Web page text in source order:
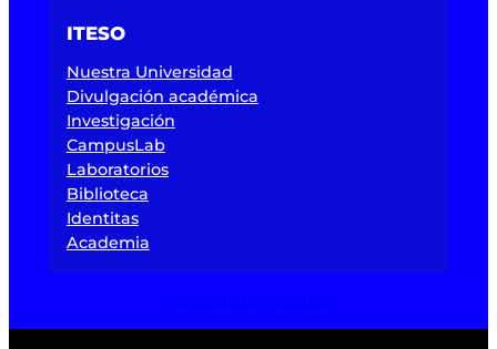
ITESO
Nuestra Universidad
Divulgación académica
Investigación
CampusLab
Laboratorios
Biblioteca
Identitas
Academia